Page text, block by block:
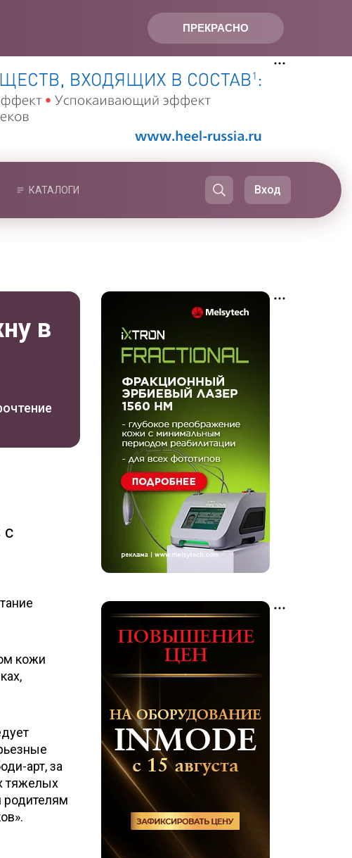
ПРЕКРАСНО
КАТАЛОГИ Вход
в
с
кожи
арт, за
тяжелых
родителям